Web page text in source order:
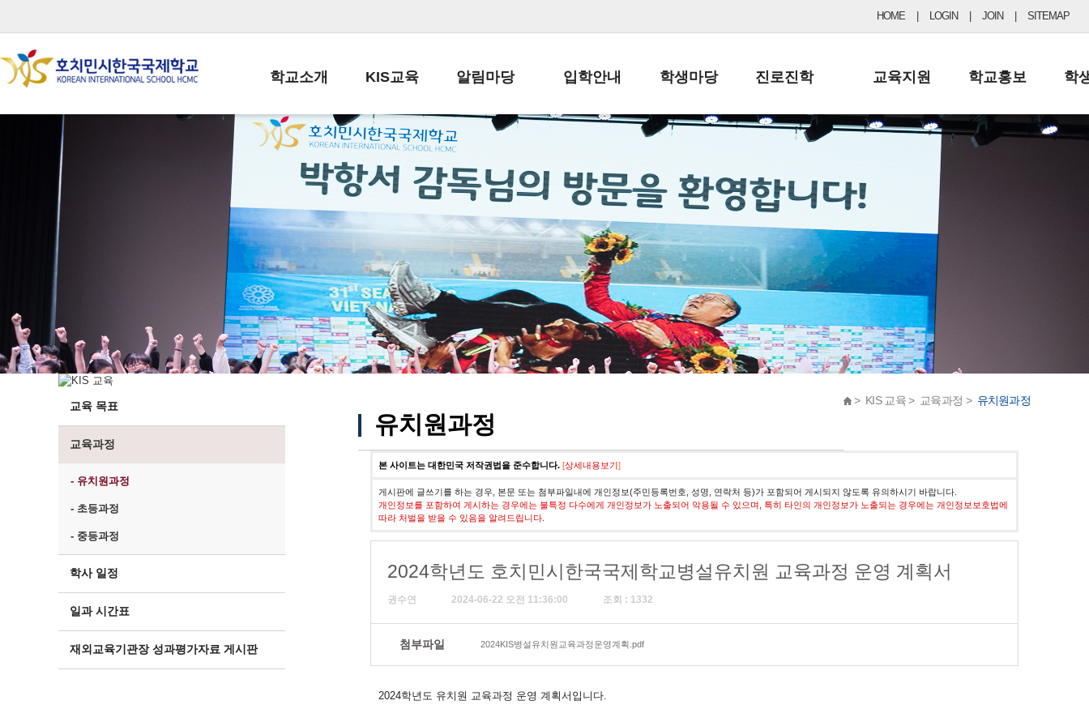
HOME LOGIN JOIN SITEMAP
학교소개
학교장인사말
학교상징
학교연혁
교직원현황
학생현황
위치/전화
전경사진
KIS교육
교육목표
학사일정
일과시간표
성과평가자료
알림마당
공지사항
납부금 안내
스쿨버스 운행 안내
급식안내
서식자료실
학부모방
정기고사 기출문제
입학안내
전-편입 서류양식
입학금/수업료
교복구입안내
학생마당
학생생활규정
학교신문
자율진로동아리
유초등 소식지
진로진학
공지사항 및 입시자료
드림레터
교육지원
행정실
학교운영위원회
학교건축기금
학교홍보
보도자료
학
교육 목표
교육과정
- 유치원과정
- 초등과정
- 중등과정
학사 일정
일과 시간표
재외교육기관장 성과평가자료 게시판
> KIS 교육 > 교육과정 > 유치원과정
유치원과정
본 사이트는 대한민국 저작권법을 준수합니다. [상세내용보기]
게시판에 글쓰기를 하는 경우, 본문 또는 첨부파일내에 개인정보(주민등록번호, 성명, 연락처 등)가 포함되어 게시되지 않도록 유의하시기 바랍니다.
개인정보를 포함하여 게시하는 경우에는 불특정 다수에게 개인정보가 노출되어 악용될 수 있으며, 특히 타인의 개인정보가 노출되는 경우에는 개인정보보호법에
따라 처벌을 받을 수 있음을 알려드립니다.
2024학년도 호치민시한국국제학교병설유치원 교육과정 운영 계획서
권수연 2024-06-22 오전 11:36:00 조회 : 1332
첨부파일 2024KIS병설유치원교육과정운영계획.pdf
2024학년도 유치원 교육과정 운영 계획서입니다.